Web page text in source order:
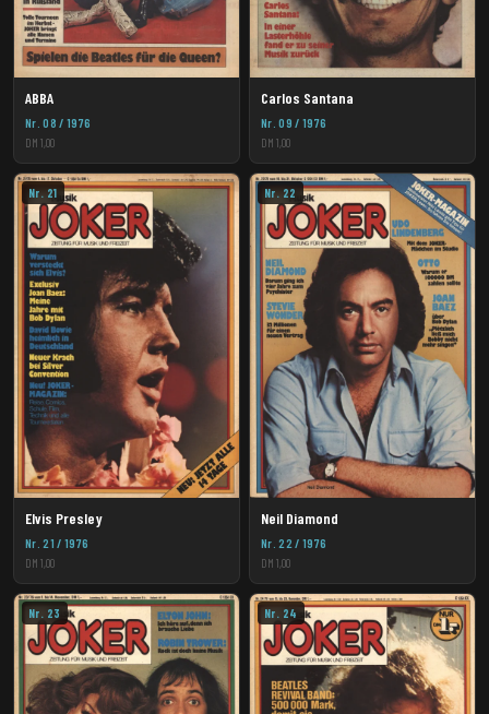
ABBA
Nr. 08 / 1976
DM 1,00
Carlos Santana
Nr. 09 / 1976
DM 1,00
Nr. 21
Elvis Presley
Nr. 21 / 1976
DM 1,00
Nr. 22
Neil Diamond
Nr. 22 / 1976
DM 1,00
Nr. 23 Nr. 24